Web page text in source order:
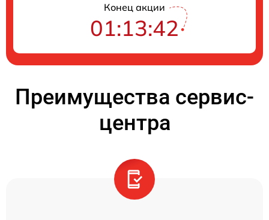
Конец акции
01:13:41
Преимущества сервис-
центра